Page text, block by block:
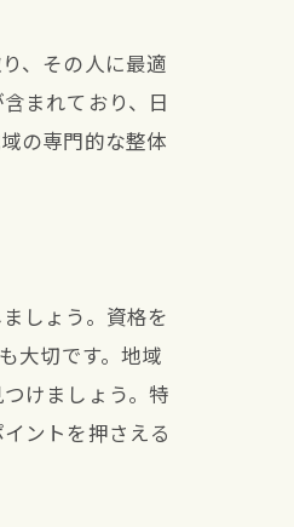
、その人に最適
まれており、日
の専門的な整体
しょう。資格を
大切です。地域
けましょう。特
ントを押さえる